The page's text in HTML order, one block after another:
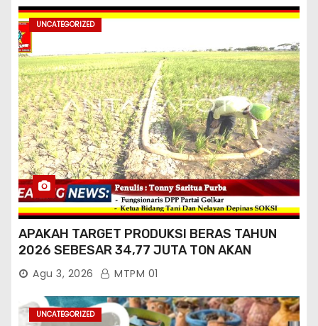
UNCATEGORIZED
APAKAH TARGET PRODUKSI BERAS TAHUN
2026 SEBESAR 34,77 JUTA TON AKAN
TERCAPAI ?
Agu 3, 2026 MTPM 01
UNCATEGORIZED